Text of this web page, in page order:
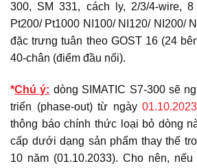
300, SM 331, cách ly, 2/3/4-wire, 8
Pt200/ Pt1000 NI100/ NI120/ NI200/
đặc trưng tuân theo GOST 16 (24
40-chân (điểm đầu nối).
*Chú ý: dòng SIMATIC S7-300 sẽ
triển (phase-out) từ ngày01.10.2023
thông báo chính thức loại bỏ dòng
cấp dưới dạng sản phẩm thay thế
10 năm (01.10.2033). Cho nên,